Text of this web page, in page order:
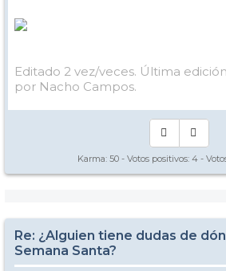
Editado 2 vez/veces. Última
por Nacho Campos.
Karma: 50 - Votos positivos: 4 -
Re: ¿Alguien tiene dudas de
Semana Santa?